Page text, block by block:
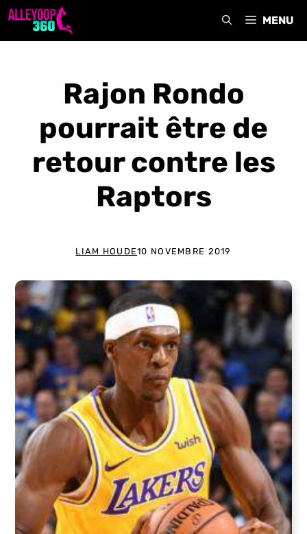
Aller
MENU
Rajon Rondo
pourrait être de
retour contre les
Raptors
LIAM HOUDE10 NOVEMBRE 2019